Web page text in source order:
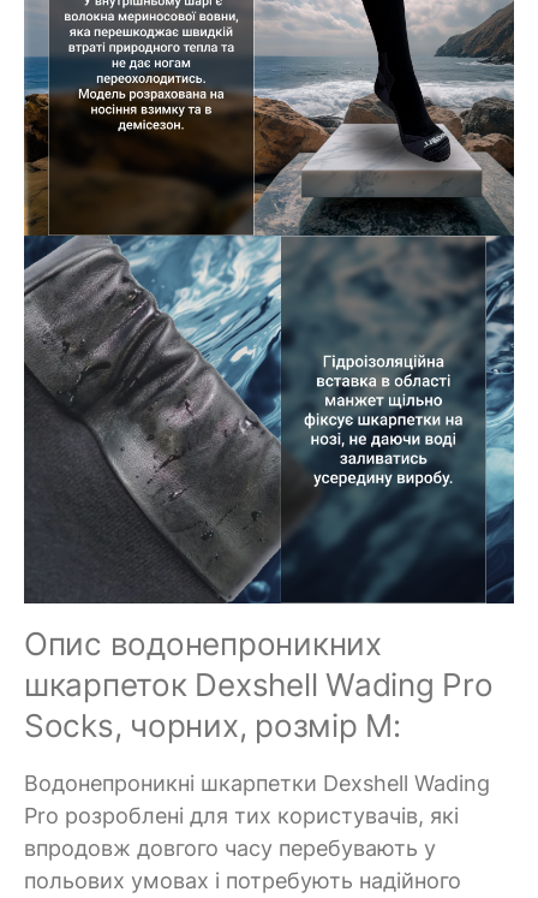
Опис водонепроникних
шкарпеток Dexshell Wading Pro
Socks, чорних, розмір M:
Водонепроникні шкарпетки Dexshell Wading
Pro розроблені для тих користувачів, які
впродовж довгого часу перебувають у
польових умовах і потребують надійного